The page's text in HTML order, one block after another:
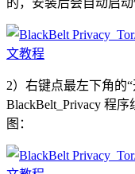
的，安装后会自动启
2）右键点最左下角的
BlackBelt_Privacy 程
图：